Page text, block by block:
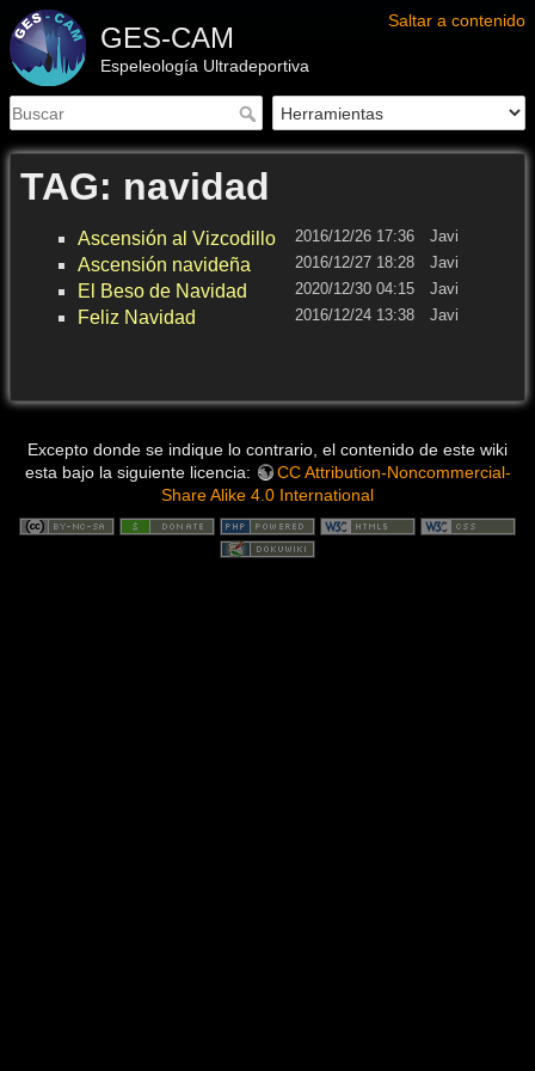
Saltar a contenido
GES-CAM
Espeleología Ultradeportiva
TAG: navidad
Ascensión al Vizcodillo 2016/12/26 17:36 Javi
Ascensión navideña 2016/12/27 18:28 Javi
El Beso de Navidad 2020/12/30 04:15 Javi
Feliz Navidad 2016/12/24 13:38 Javi
Excepto donde se indique lo contrario, el contenido de este wiki
esta bajo la siguiente licencia:
CC Attribution-Noncommercial-
Share Alike 4.0 International